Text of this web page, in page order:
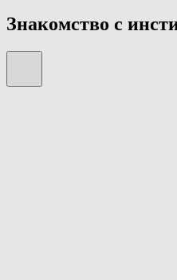
Знакомство с